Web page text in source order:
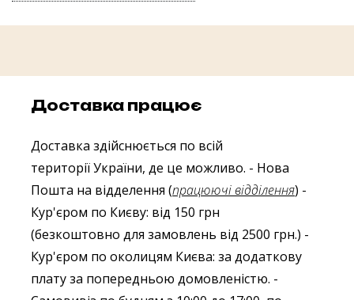
Доставка працює
Доставка здійснюється по всій
території України, де це можливо. - Нова
Пошта на відделення (працюючі відділення) -
Кур'єром по Києву: від 150 грн
(безкоштовно для замовлень від 2500 грн.) -
Кур'єром по околицям Києва: за додаткову
плату за попередньою домовленістю. -